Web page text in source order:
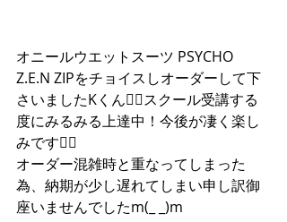
オニールウエットスーツ PSYCHO
Z.E.N ZIPをチョイスしオーダーして下
さいましたKくん🏄‍♂️スクール受講する
度にみるみる上達中！今後が凄く楽し
みです🏄‍♂️
オーダー混雑時と重なってしまった
為、納期が少し遅れてしまい申し訳御
座いませんでしたm(_ _)m